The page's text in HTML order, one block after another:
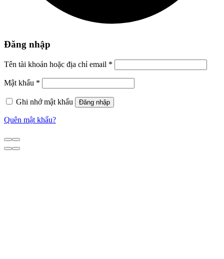
Đăng nhập
Tên tài khoản hoặc địa chỉ email *
Mật khẩu *
Ghi nhớ mật khẩu Đăng nhập
Quên mật khẩu?